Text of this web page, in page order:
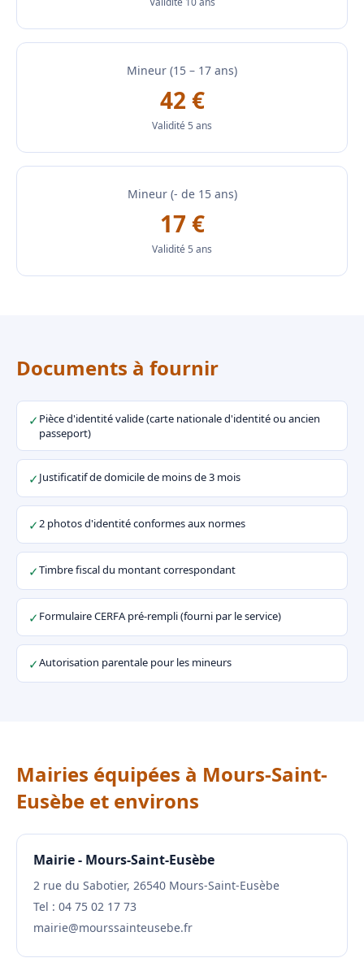
Mineur (15 – 17 ans)
42 €
Validité 5 ans
Mineur (- de 15 ans)
17 €
Validité 5 ans
Documents à fournir
✓ Pièce d'identité valide (carte nationale d'identité ou ancien
passeport)
✓Justificatif de domicile de moins de 3 mois
✓2 photos d'identité conformes aux normes
✓Timbre fiscal du montant correspondant
✓ Formulaire CERFA pré-rempli (fourni par le service)
✓Autorisation parentale pour les mineurs
Mairies équipées à Mours-Saint-
Eusèbe et environs
Mairie - Mours-Saint-Eusèbe
2 rue du Sabotier, 26540 Mours-Saint-Eusèbe
Tel : 04 75 02 17 73
mairie@mourssainteusebe.fr